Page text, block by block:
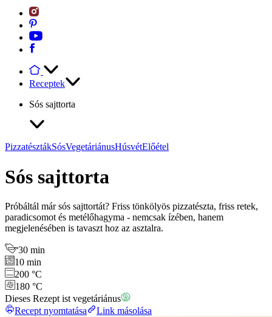
Receptek
Sós sajttorta
PizzatésztákSósVegetáriánusHúsvétElőétel
Sós sajttorta
Próbáltál már sós sajttortát? Friss tönkölyös pizzatészta, friss retek,
paradicsomot és metélőhagyma - nemcsak ízében, hanem
megjelenésében is tavaszt hoz az asztalra.
30 min
10 min
200 °C
180 °C
Dieses Rezept ist vegetáriánus
Recept nyomtatása
Link másolása